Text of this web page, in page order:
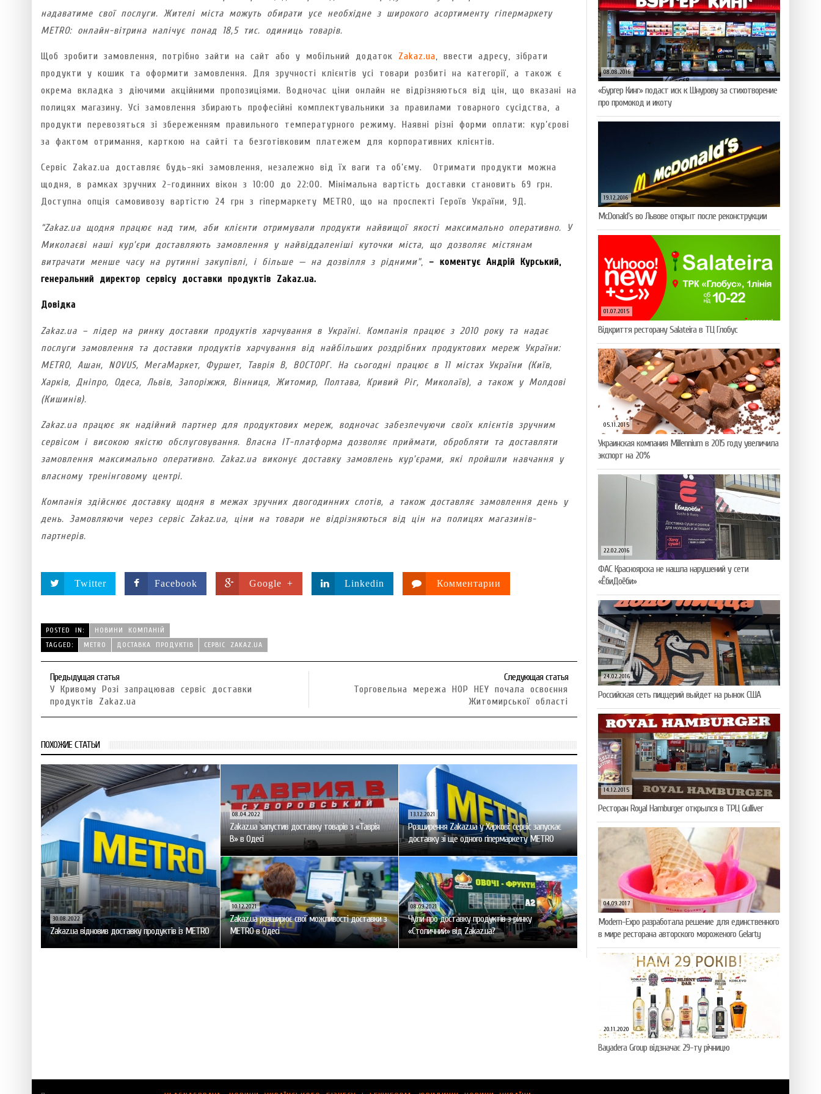
надаватиме свої послуги. Жителі міста можуть обирати усе необхідне з широкого асортименту гіпермаркету
METRO: онлайн-вітрина налічує понад 18,5 тис. одиниць товарів.
Щоб зробити замовлення, потрібно зайти на сайт або у мобільний додаток Zakaz.ua, ввести адресу, зібрати
продукти у кошик та оформити замовлення. Для зручності клієнтів усі товари розбиті на категорії, а також є
окрема вкладка з діючими акційними пропозиціями. Водночас ціни онлайн не відрізняються від цін, що вказані на
полицях магазину. Усі замовлення збирають професійні комплектувальники за правилами товарного сусідства, а
продукти перевозяться зі збереженням правильного температурного режиму. Наявні різні форми оплати: кур’єрові
за фактом отримання, карткою на сайті та безготівковим платежем для корпоративних клієнтів.
Сервіс Zakaz.ua доставляє будь-які замовлення, незалежно від їх ваги та об’єму. Отримати продукти можна
щодня, в рамках зручних 2-годинних вікон з 10:00 до 22:00. Мінімальна вартість доставки становить 69 грн.
Доступна опція самовивозу вартістю 24 грн з гіпермаркету METRO, що на проспекті Героїв України, 9Д.
“Zakaz.ua щодня працює над тим, аби клієнти отримували продукти найвищої якості максимально оперативно. У
Миколаєві наші кур’єри доставляють замовлення у найвіддаленіші куточки міста, що дозволяє містянам
витрачати менше часу на рутинні закупівлі, і більше — на дозвілля з рідними”, – коментує Андрій Курський,
генеральний директор сервісу доставки продуктів Zakaz.ua.
Довідка
Zakaz.ua – лідер на ринку доставки продуктів харчування в Україні. Компанія працює з 2010 року та надає
послуги замовлення та доставки продуктів харчування від найбільших роздрібних продуктових мереж України:
METRO, Ашан, NOVUS, MегаМаркет, Фуршет, Таврія В, ВОСТОРГ. На сьогодні працює в 11 містах України (Київ,
Харків, Дніпро, Одеса, Львів, Запоріжжя, Вінниця, Житомир, Полтава, Кривий Ріг, Миколаїв), а також у Молдові
(Кишинів).
Zakaz.ua працює як надійний партнер для продуктових мереж, водночас забезпечуючи своїх клієнтів зручним
сервісом і високою якістю обслуговування. Власна IT-платформа дозволяє приймати, обробляти та доставляти
замовлення максимально оперативно. Zakaz.ua виконує доставку замовлень кур’єрами, які пройшли навчання у
власному тренінговому центрі.
Компанія здійснює доставку щодня в межах зручних двогодинних слотів, а також доставляє замовлення день у
день. Замовляючи через сервіс Zakaz.ua, ціни на товари не відрізняються від цін на полицях магазинів-
партнерів.
Twitter Facebook Google + Linkedin Комментарии
POSTED IN:
НОВИНИ КОМПАНІЙ
TAGGED:
METRO ДОСТАВКА ПРОДУКТІВ СЕРВІС ZAKAZ.UA
Предыдущая статья
У Кривому Розі запрацював сервіс доставки
продуктів Zakaz.ua
Следующая статья
Торговельна мережа HOP HEY почала освоєння
Житомирської області
ПОХОЖИЕ СТАТЬИ
30.08.2022
Zakaz.ua відновив доставку продуктів із МЕТRО
08.04.2022
Zakaz.ua запустив доставку товарів з «Таврія
В» в Одесі
13.12.2021
Розширення Zakaz.ua у Харкові: сервіс запускає
доставку зі ще одного гіпермаркету METRO
10.12.2021
Zakaz.ua розширює свої можливості доставки з
METRO в Одесі
08.09.2021
Чули про доставку продуктів з ринку
«Столичний» від Zakaz.ua?
08.08.2016
«Бургер Кинг» подаст иск к Шнурову за стихотворение
про промокод и икоту
19.12.2016
McDonald’s во Львове открыт после реконструкции
01.07.2015
Відкриття ресторану Salateirа в ТЦ Глобус
05.11.2015
Украинская компания Millennium в 2015 году увеличила
экспорт на 20%
22.02.2016
ФАС Красноярска не нашла нарушений у сети
«ЁбиДоёби»
24.02.2016
Российская сеть пиццерий выйдет на рынок США
14.12.2015
Ресторан Royal Hamburger открылся в ТРЦ Gulliver
04.09.2017
Modern-Expo разработала решение для единственного
в мире ресторана авторского мороженого Gelarty
20.11.2020
Bayadera Group відзначає 29-ту річницю